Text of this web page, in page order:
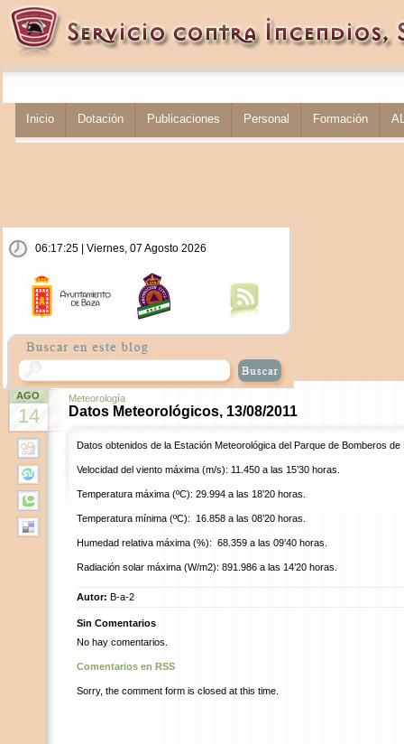
Inicio Dotación Publicaciones Personal Formación
06:17:26 | Viernes, 07 Agosto 2026
AGO
14
Meteorología
Datos Meteorológicos, 13/08/2011
Datos obtenidos de la Estación Meteorológica del Parque de Bomberos de
Velocidad del viento máxima (m/s): 11.450 a las 15’30 horas.
Temperatura máxima (ºC): 29.994 a las 18’20 horas.
Temperatura mínima (ºC): 16.858 a las 08’20 horas.
Humedad relativa máxima (%): 68.359 a las 09’40 horas.
Radiación solar máxima (W/m2): 891.986 a las 14’20 horas.
Autor: B-a-2
Sin Comentarios
No hay comentarios.
Comentarios en RSS
Sorry, the comment form is closed at this time.